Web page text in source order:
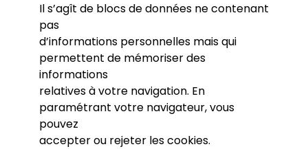
Il s’agît de blocs de données ne contenant
pas
d’informations personnelles mais qui
permettent de mémoriser des
informations
relatives à votre navigation. En
paramétrant votre navigateur, vous
pouvez
accepter ou rejeter les cookies.